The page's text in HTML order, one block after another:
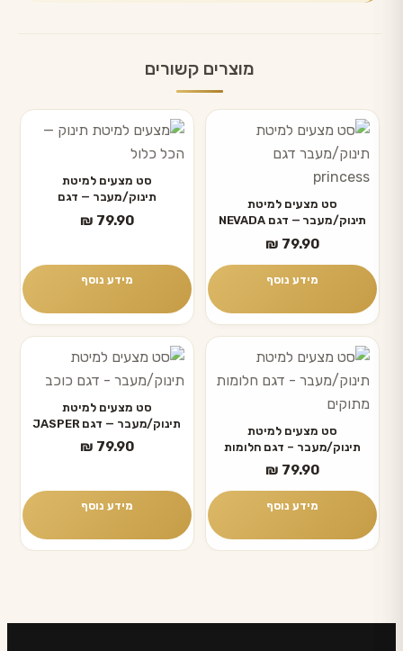
מוצרים קשורים
סט מצעים למיטת
תינוק/מעבר — דגם NEVADA
₪ 79.90
מידע נוסף
סט מצעים למיטת
תינוק/מעבר — דגם
HUDSON
₪ 79.90
מידע נוסף
סט מצעים למיטת
תינוק/מעבר – דגם חלומות
מתוקים₪ 79.90
מידע נוסף
סט מצעים למיטת
תינוק/מעבר — דגם JASPER
₪ 79.90
מידע נוסף